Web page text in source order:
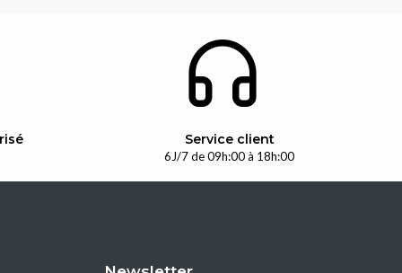
Service client
6J/7 de 09h:00 à 18h:00